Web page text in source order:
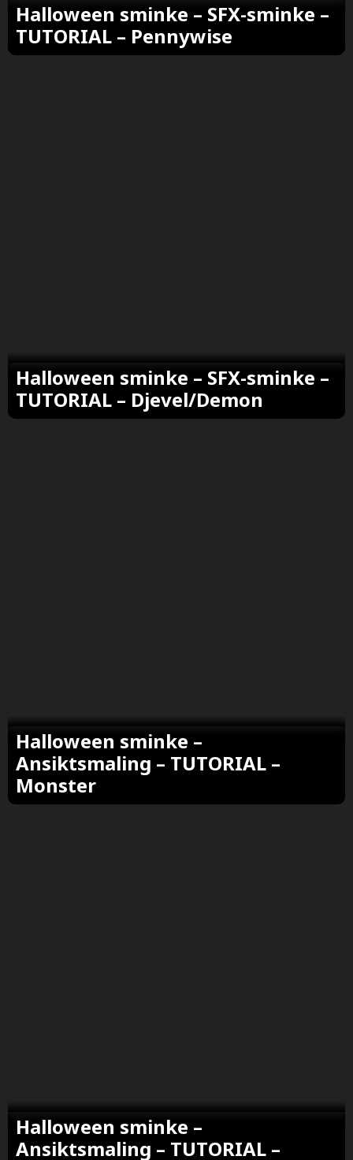
Halloween sminke – SFX-sminke –
TUTORIAL – Pennywise
Halloween sminke – SFX-sminke –
TUTORIAL – Djevel/Demon
Halloween sminke –
Ansiktsmaling – TUTORIAL –
Monster
Halloween sminke –
Ansiktsmaling – TUTORIAL –